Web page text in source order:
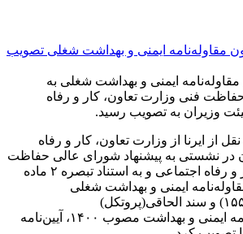
مقاوله‌نامه ایمنی و بهداشت شغلی به
فنی وزارت تعاون، کار و رفاه
وزیران به تصویب رسید.
نقل از ایرنا از وزارت تعاون، کار و رفاه
در نشستی به پیشنهاد شورای عالی حفاظت
فنی وزارت تعاون، کار و رفاه اجتماعی و به استناد تبصره ۲ ماده
ایمنی و بهداشت شغلی
۱۹۸۱(۱۳۶۰) (شماره ۱۵۵) و سند الحاقی(پروتکل)
۲۰۰۲(۱۳۸۱)مقاوله نامه ایمنی و بهداشت مصوب ۱۴۰۰، آیین‌نامه